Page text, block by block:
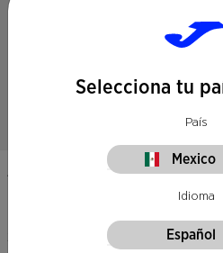
Botas Fútbol Aguila Cup 24
3
Selecciona tu
País
Mexico
Idioma
Español